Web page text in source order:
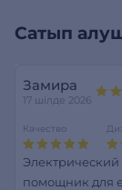
Сатып
Замира
17 шілде 2026
Качество
помощник для